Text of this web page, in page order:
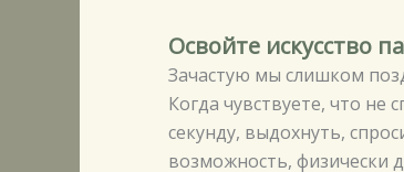
Освойте искусство
Зачастую мы слишком
Когда чувствуете, что не
секунду, выдохнуть,
возможность, физически